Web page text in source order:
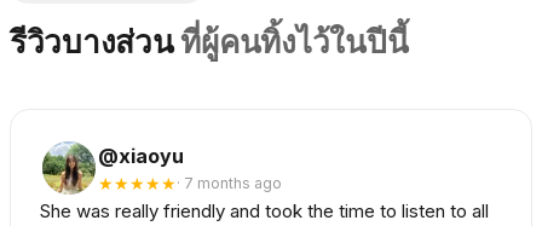
รีวิวบางส่วน ที่ผู้คนทิ้งไว้ในปีนี้
@xiaoyu
★★★★★· 7 months ago
She was really friendly and took the time to listen to all